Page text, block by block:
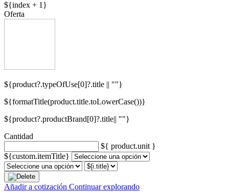
${index + 1}
Oferta
${product?.typeOfUse[0]?.title || ""}
${formatTitle(product.title.toLowerCase())}
${product?.productBrand[0]?.title|| ""}
Cantidad
${ product.unit }
${custom.itemTitle}
Añadir a cotización Continuar explorando